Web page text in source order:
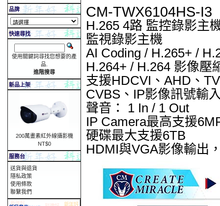
CM-TWX6104HS-I3
H.265 4路 監控錄影主
監視錄影主機
AI Coding / H.265+ /
H.264+ / H.264 影像壓
支援HDCVI、AHD、
CVBS、IP影像訊號輸
聲音： 1 In / 1 Out
IP Camera最高支援
硬碟最大支援6TB
HDMI與VGA影像輸出
品牌
快速尋找
使用關鍵詞尋找您想要的產
品.
進階搜尋
新品上架
200萬畫素紅外線攝影機
NT$0
服務台
送貨與退貨
隱私政策
使用條款
聯繫我們